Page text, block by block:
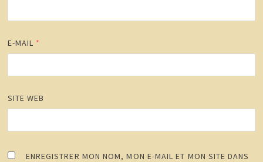
E-MAIL *
SITE WEB
ENREGISTRER MON NOM, MON E-MAIL ET MON SITE DANS